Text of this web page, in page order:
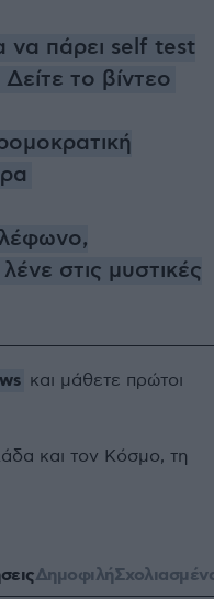
να πάρει self test
το βίντεο
στις μυστικές
και μάθετε πρώτοι
και τον Κόσμο, τη
Δημοφιλή